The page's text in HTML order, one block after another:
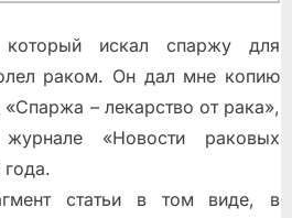
который искал спаржу для
раком. Он дал мне копию
«Спаржа – лекарство от рака»,
«Новости раковых
года.
статьи в том виде, в